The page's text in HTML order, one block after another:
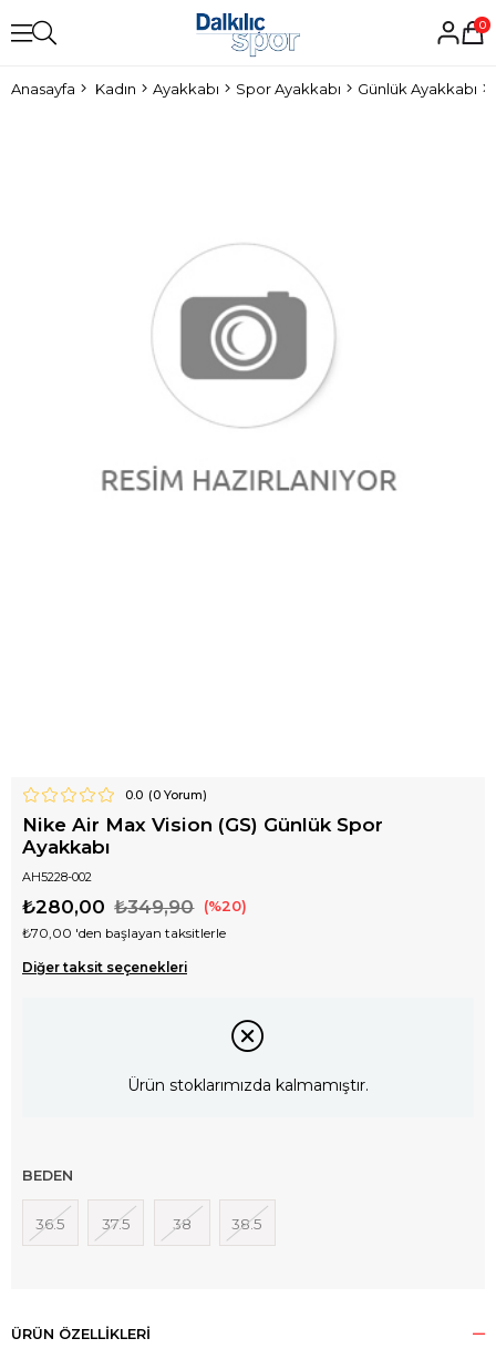
0
Anasayfa Kadın Ayakkabı Spor Ayakkabı Günlük Ayakkabı
0.0 (0Yorum)
Nike Air Max Vision (GS) Günlük Spor
Ayakkabı
AH5228-002
₺349,90
₺280,00 20
₺70,00 'den başlayan taksitlerle
Diğer taksit seçenekleri
Ürün stoklarımızda kalmamıştır.
BEDEN
36.5 37.5 38 38.5
ÜRÜN ÖZELLIKLERI